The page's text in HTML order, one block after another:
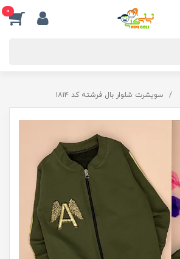
0
سویشرت شلوار بال فرشته کد ۱۸۱۴